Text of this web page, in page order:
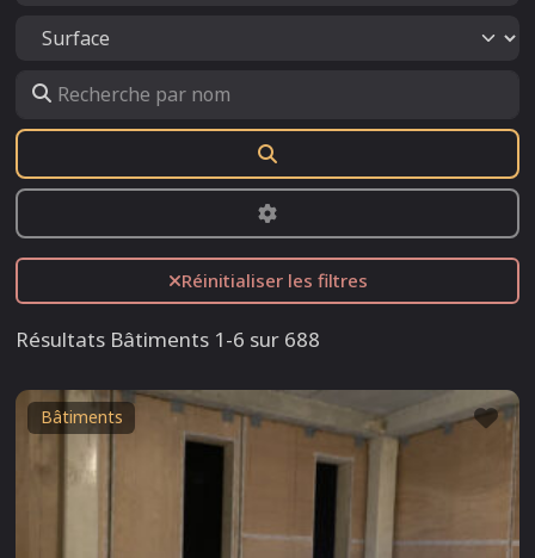
Recherche par nom
Advanced Filters
Réinitialiser les filtres
Résultats Bâtiments 1-6 sur 688
Bâtiments